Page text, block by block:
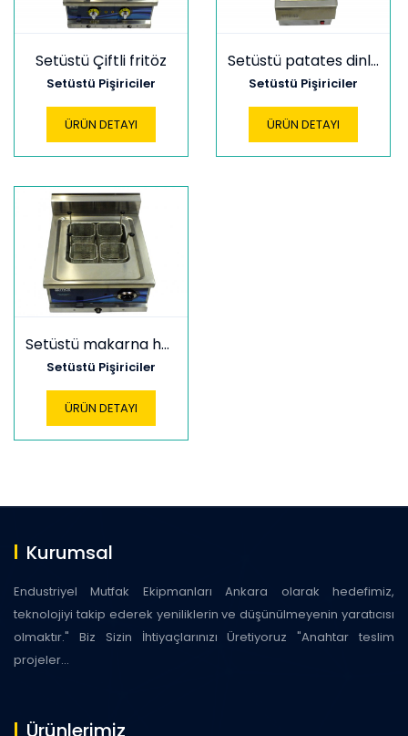
Setüstü Çiftli fritöz
Setüstü Pişiriciler
ÜRÜN DETAYI
Setüstü patates dinlendirme
Setüstü Pişiriciler
ÜRÜN DETAYI
Setüstü makarna haşlama
Setüstü Pişiriciler
ÜRÜN DETAYI
Kurumsal
Endustriyel Mutfak Ekipmanları Ankara olarak hedefimiz,
teknolojiyi takip ederek yeniliklerin ve düşünülmeyenin yaratıcısı
olmaktır." Biz Sizin İhtiyaçlarınızı Üretiyoruz "Anahtar teslim
projeler...
Ürünlerimiz